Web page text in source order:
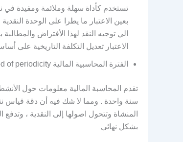
تستخدم كأداة سهلة وملائمة ومفيدة في
بعين الاعتبار ما يطرا على الوحدة
الاعتبار تعديل التكلفة التاريخية على
الفترة المحاسبية المالية Accounting period of periodicity
تقدم المحاسبة المالية معلومات حول
سنة واحدة . ومما لا شك فيه أن دقة قياس
المنشاة وتتحول اصولها إلى النقدية ،
بشكل نهائي